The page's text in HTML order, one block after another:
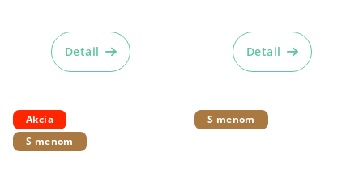
Detail
hodnotenie
produktu
Detail
Akcia
S menom
S menom